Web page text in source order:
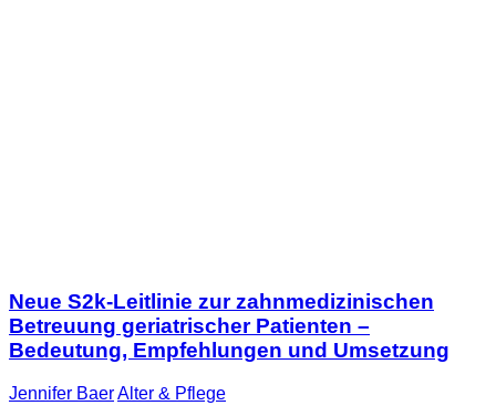
Neue S2k-Leitlinie zur zahnmedizinischen
Betreuung geriatrischer Patienten –
Bedeutung, Empfehlungen und Umsetzung
Jennifer BaerAlter & Pflege